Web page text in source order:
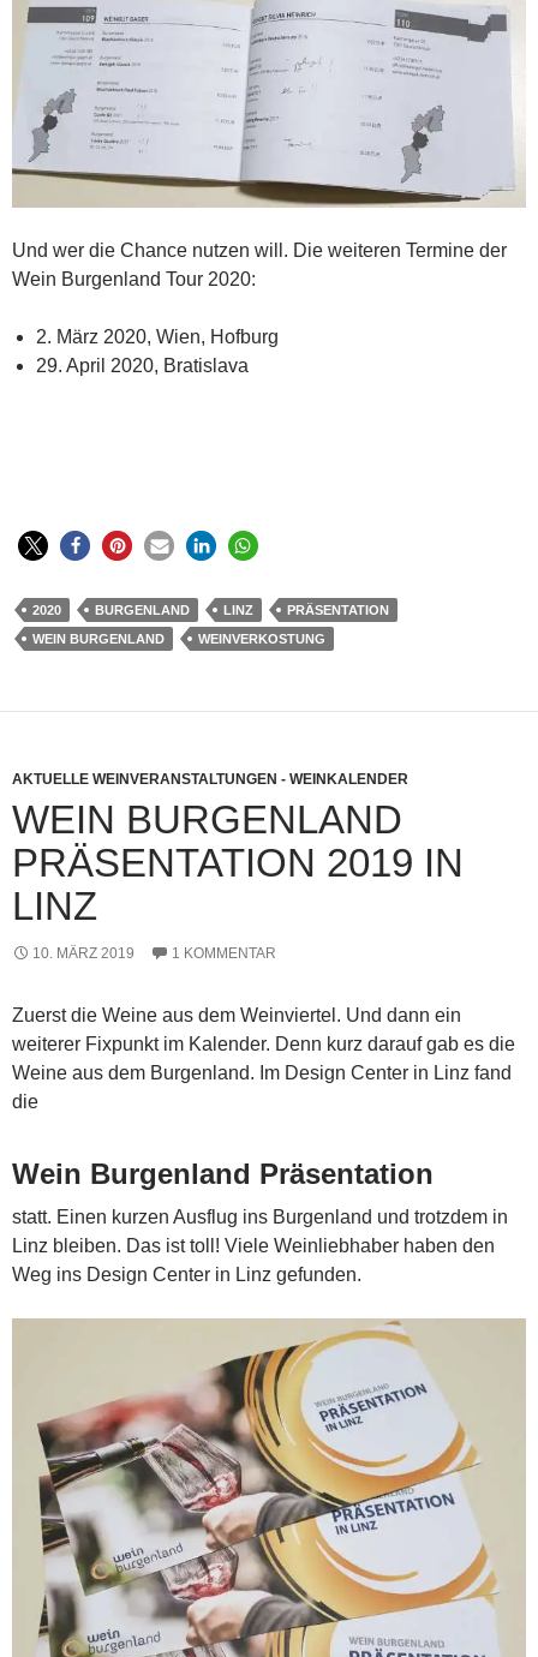
Und wer die Chance nutzen will. Die weiteren Termine der
Wein Burgenland Tour 2020:
2. März 2020, Wien, Hofburg
29. April 2020, Bratislava
2020 BURGENLAND LINZ
PRÄSENTATION
WEIN BURGENLAND
WEINVERKOSTUNG
AKTUELLE WEINVERANSTALTUNGEN - WEINKALENDER
WEIN BURGENLAND
PRÄSENTATION 2019 IN
LINZ
10. MÄRZ 2019 1 KOMMENTAR
Zuerst die Weine aus dem Weinviertel. Und dann ein
weiterer Fixpunkt im Kalender. Denn kurz darauf gab es die
Weine aus dem Burgenland. Im Design Center in Linz fand
die
Wein Burgenland Präsentation
statt. Einen kurzen Ausflug ins Burgenland und trotzdem in
Linz bleiben. Das ist toll! Viele Weinliebhaber haben den
Weg ins Design Center in Linz gefunden.